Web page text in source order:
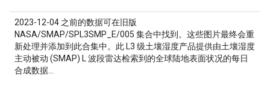
2023-12-04 之前的数据可在旧版
NASA/SMAP/SPL3SMP_E/005 集合中找到。这些图片最终会重
新处理并添加到此合集中。此 L3 级土壤湿度产品提供由土壤湿度
主动被动 (SMAP) L 波段雷达检索到的全球陆地表面状况的每日
合成数据…